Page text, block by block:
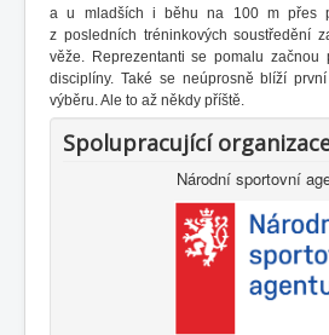
a u mladších i běhu na 100 m přes
z posledních tréninkových soustředění
věže. Reprezentanti se pomalu začnou
disciplíny. Také se neúprosně blíží
výběru. Ale to až někdy příště.
Spolupracující
Národní sportovní